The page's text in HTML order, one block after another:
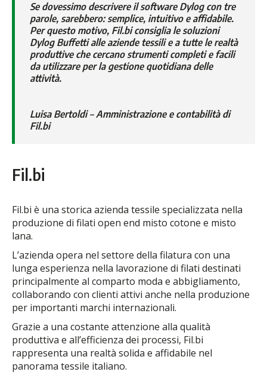
Se dovessimo descrivere il software Dylog con tre
parole, sarebbero: semplice, intuitivo e affidabile.
Per questo motivo, Fil.bi consiglia le soluzioni
Dylog Buffetti alle aziende tessili e a tutte le realtà
produttive che cercano strumenti completi e facili
da utilizzare per la gestione quotidiana delle
attività.
Luisa Bertoldi – Amministrazione e contabilità di
Fil.bi
Fil.bi
Fil.bi è una storica azienda tessile specializzata nella
produzione di filati open end misto cotone e misto
lana.
L’azienda opera nel settore della filatura con una
lunga esperienza nella lavorazione di filati destinati
principalmente al comparto moda e abbigliamento,
collaborando con clienti attivi anche nella produzione
per importanti marchi internazionali.
Grazie a una costante attenzione alla qualità
produttiva e all’efficienza dei processi, Fil.bi
rappresenta una realtà solida e affidabile nel
panorama tessile italiano.